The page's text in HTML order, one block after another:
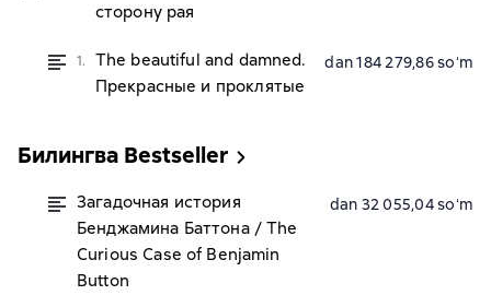
сторону рая
1.
The beautiful and damned.
Прекрасные и проклятые
dan 184 279,86 soʻm
Билингва Bestseller
Загадочная история
Бенджамина Баттона / The
Curious Case of Benjamin
Button
dan 32 055,04 soʻm